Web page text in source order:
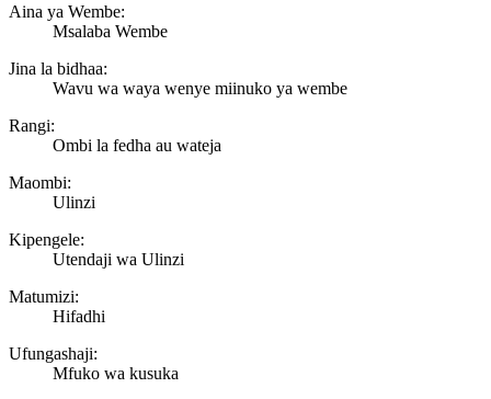
Aina ya Wembe:
Msalaba Wembe
Jina la bidhaa:
Wavu wa waya wenye miinuko ya wembe
Rangi:
Ombi la fedha au wateja
Maombi:
Ulinzi
Kipengele:
Utendaji wa Ulinzi
Matumizi:
Hifadhi
Ufungashaji:
Mfuko wa kusuka